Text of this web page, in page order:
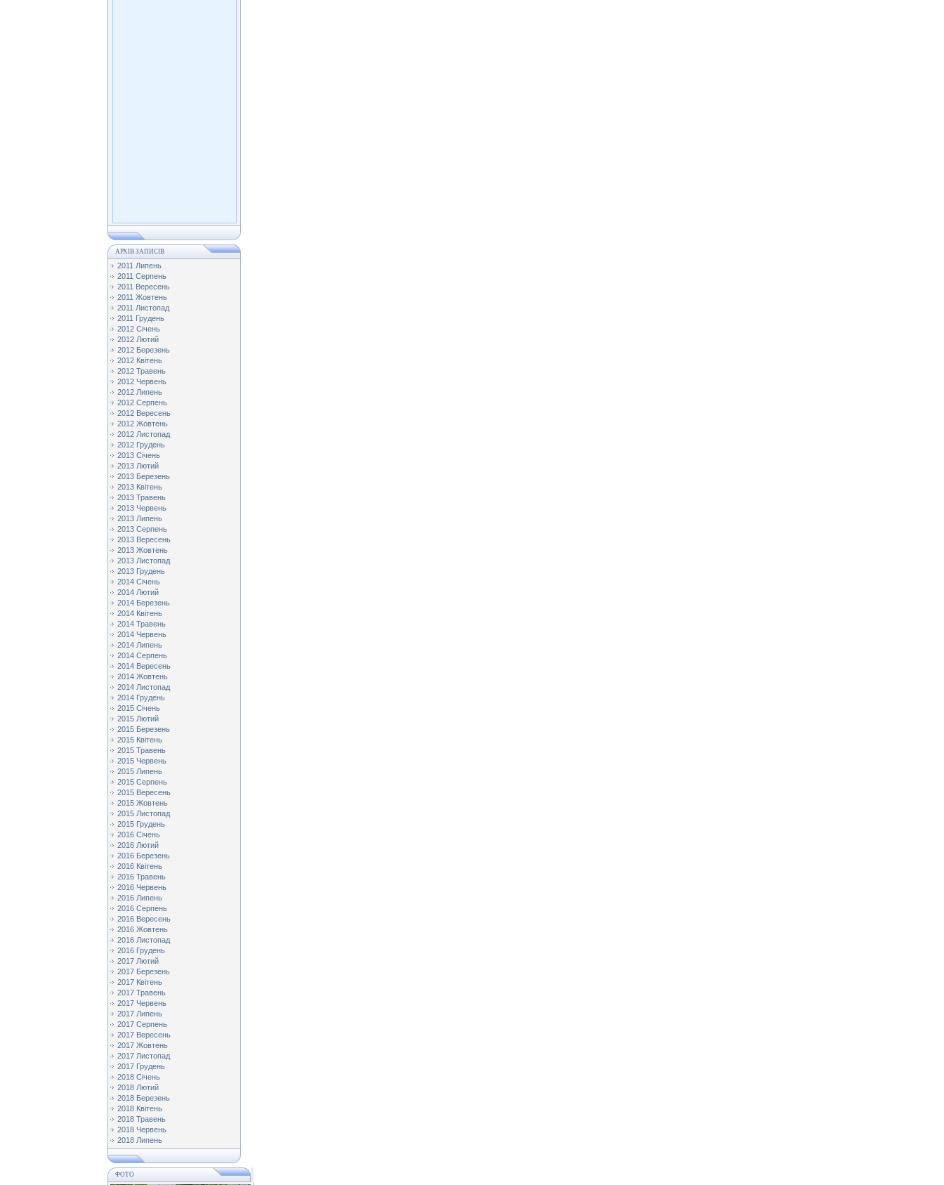
АРХІВ ЗАПИСІВ
2011 Липень
2011 Серпень
2011 Вересень
2011 Жовтень
2011 Листопад
2011 Грудень
2012 Січень
2012 Лютий
2012 Березень
2012 Квітень
2012 Травень
2012 Червень
2012 Липень
2012 Серпень
2012 Вересень
2012 Жовтень
2012 Листопад
2012 Грудень
2013 Січень
2013 Лютий
2013 Березень
2013 Квітень
2013 Травень
2013 Червень
2013 Липень
2013 Серпень
2013 Вересень
2013 Жовтень
2013 Листопад
2013 Грудень
2014 Січень
2014 Лютий
2014 Березень
2014 Квітень
2014 Травень
2014 Червень
2014 Липень
2014 Серпень
2014 Вересень
2014 Жовтень
2014 Листопад
2014 Грудень
2015 Січень
2015 Лютий
2015 Березень
2015 Квітень
2015 Травень
2015 Червень
2015 Липень
2015 Серпень
2015 Вересень
2015 Жовтень
2015 Листопад
2015 Грудень
2016 Січень
2016 Лютий
2016 Березень
2016 Квітень
2016 Травень
2016 Червень
2016 Липень
2016 Серпень
2016 Вересень
2016 Жовтень
2016 Листопад
2016 Грудень
2017 Лютий
2017 Березень
2017 Квітень
2017 Травень
2017 Червень
2017 Липень
2017 Серпень
2017 Вересень
2017 Жовтень
2017 Листопад
2017 Грудень
2018 Січень
2018 Лютий
2018 Березень
2018 Квітень
2018 Травень
2018 Червень
2018 Липень
ФОТО